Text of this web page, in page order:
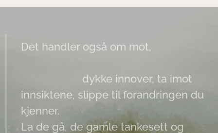
Det handler også om mot,
dykke innover, ta imot
innsiktene, slippe til forandringen du
kjenner.
La de gå, de gamle tankesett og